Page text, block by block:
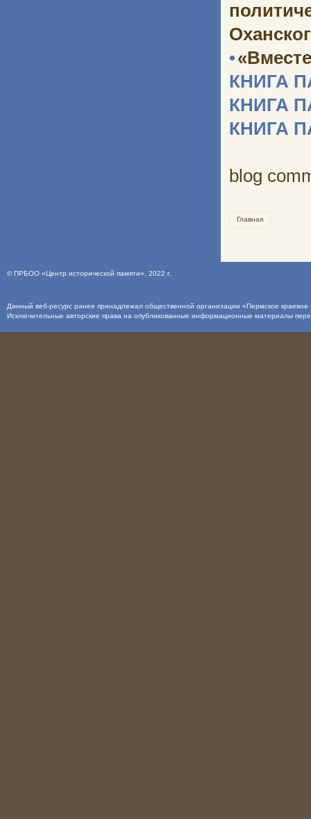
•
КНИГА
КНИГА
КНИГА
blog
Главная
©ПРБОО «Центр исторической памяти» , 2022 г.
Данный веб-ресурс ранее принадлежал общественной организации «Пермское
Исключительные авторские права на опубликованные информационные материалы